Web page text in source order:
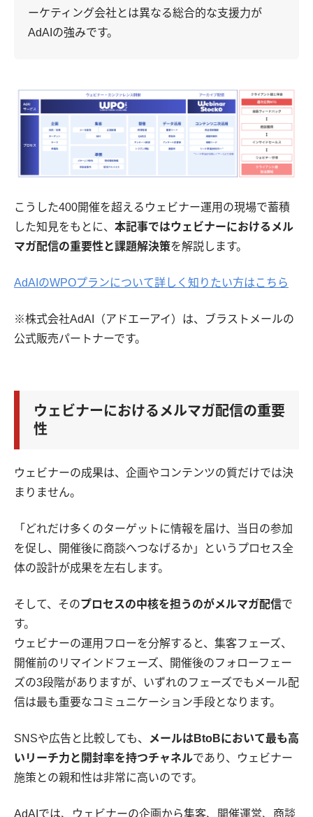
ーケティング会社とは異なる総合的な支援力が
AdAIの強みです。
こうした400開催を超えるウェビナー運用の現場で蓄積
した知見をもとに、 本記事ではウェビナーにおけるメル
マガ配信の重要性と課題解決策を解説します。
AdAIのWPOプランについて詳しく知りたい方はこちら
※株式会社AdAI（アドエーアイ）は、ブラストメールの
公式販売パートナーです。
ウェビナーにおけるメルマガ配信の重要
性
ウェビナーの成果は、企画やコンテンツの質だけでは決
まりません。
「どれだけ多くのターゲットに情報を届け、当日の参加
を促し、開催後に商談へつなげるか」というプロセス全
体の設計が成果を左右します。
そして、そのプロセスの中核を担うのがメルマガ配信で
す。
ウェビナーの運用フローを分解すると、集客フェーズ、
開催前のリマインドフェーズ、開催後のフォローフェー
ズの3段階がありますが、いずれのフェーズでもメール配
信は最も重要なコミュニケーション手段となります。
SNSや広告と比較しても、
メールはBtoBにおいて最も高
いリーチ力と開封率を持つチャネルであり、ウェビナー
施策との親和性は非常に高いのです。
AdAIでは、ウェビナーの企画から集客、開催運営、商談